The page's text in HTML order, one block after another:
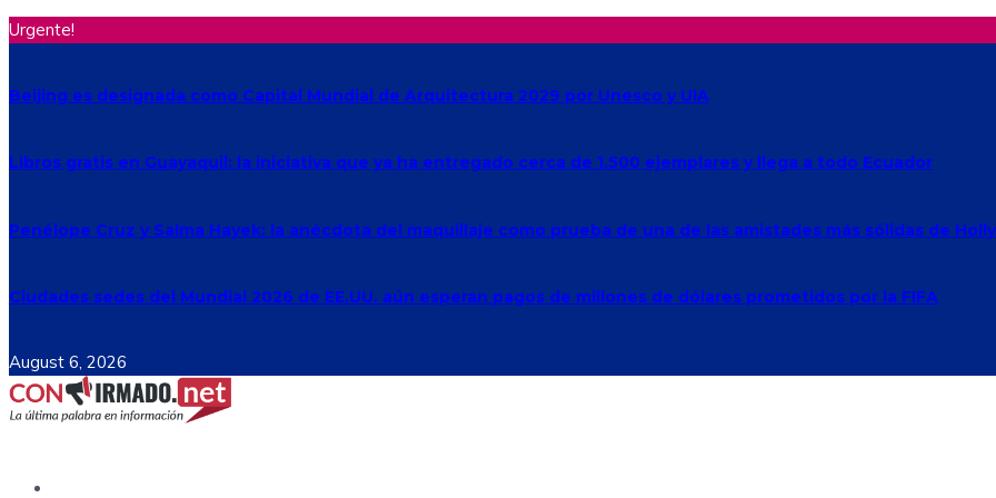
Urgente!
Beijing es designada como Capital Mundial de Arquitectura 2029 por Unesco y UIA
Libros gratis en Guayaquil: la iniciativa que ya ha entregado cerca de 1.500 ejemplares y llega a todo Ecuador
Penélope Cruz y Salma Hayek: la anécdota del maquillaje como prueba de una de las amistades más sólidas de
Ciudades sedes del Mundial 2026 de EE.UU. aún esperan pagos de millones de dólares prometidos por la FIFA
August 6, 2026